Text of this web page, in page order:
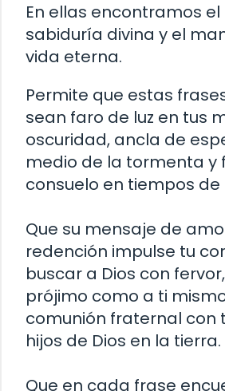
En ellas encontramos
sabiduría divina y el
vida eterna.
Permite que estas
sean faro de luz en tus
oscuridad, ancla de
medio de la tormenta y
consuelo en tiempos de
Que su mensaje de
redención impulse tu
buscar a Dios con
prójimo como a ti
comunión fraternal con
hijos de Dios en la tierra.
Que en cada frase